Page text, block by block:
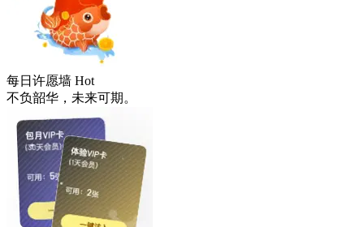
每日许愿墙 Hot
不负韶华，未来可期。